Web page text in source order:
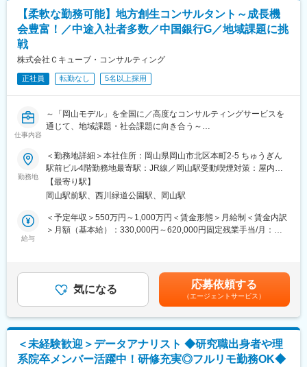
■キャリアパス：PL、PMなどのマネジメントや、技術に特化した
エンジニア、また他チームへの異動が可能です。コンサルティン
グ部門や、5～10年程度の長期的な業務委託を請けているクライ
平均15時間）へ異動することも可能です。
社長直轄で2015年から開始した組織風土改革“Project PRIDE”によ
の会議原則禁止」「残業ルール厳格化」「短日短時間勤務制度の
導入」「在宅勤務制度の全社展開」などを実施。社員の多様な働
る、生産性向上等の社員意識向上に繋がっています。
変更の範囲：会社の定める業務
【柔軟な勤務可能】地方創生コンサルタント～成長機
会豊富！／中途入社者多数／中国銀行G／地域課題に挑
戦
株式会社Ｃキューブ・コンサルティング
正社員 転勤なし 5名以上採用
仕事内容
～「岡山モデル」を全国に／高度なコンサルティングサービスを
通じて、地域課題・社会課題に向き合う～
本ポジションは地域が抱えるデジタルインフラの整備や人材の不
足と移住・定住促進など、先進的なプロジェクトに関わることが
できます。 課題が山積している地方というフィールドで、自治体
や企業とコミュニケーションを取りながら業務を進めていく、社
会貢献性の高い仕事です。
■業務概要
す。
■具体的な業務
だきます。
・資料作成（パワーポイント等）やプロジェクトの議事録作成
・マネージャーの補佐業務
勤務地
＜勤務地詳細＞本社住所：岡山県岡山市北区本町2-5 ちゅうぎん
駅前ビル4階勤務地最寄駅：JR線／岡山駅受動喫煙対策：屋内全
面禁煙変更の範囲：無
【最寄り駅】
岡山駅前駅、西川緑道公園駅、岡山駅
給与
＜予定年収＞550万円～1,000万円＜賃金形態＞月給制＜賃金内訳
＞月額（基本給）：330,000円～620,000円固定残業手当/月：
予定年収はあくまでも目安の金額であり、選考を通じて上下する
可能性があります。※上記年収には30時間/月分の固定残業代を含
んでいます。■昇給：年1回■賞与：年2回ご本人のパフォーマンス
に応じ積極的に昇給・昇進します。賃金はあくまでも目安の金額
であり、選考を通じて上下する可能性があります。月給(月額)は固
定手当を含めた表記です。
気になる 応募依頼する
（エージェントサービス）
＜未経験歓迎＞データアナリスト ◆研究職出身者や理
系院卒メンバー活躍中！研修充実◎フルリモ勤務OK◆